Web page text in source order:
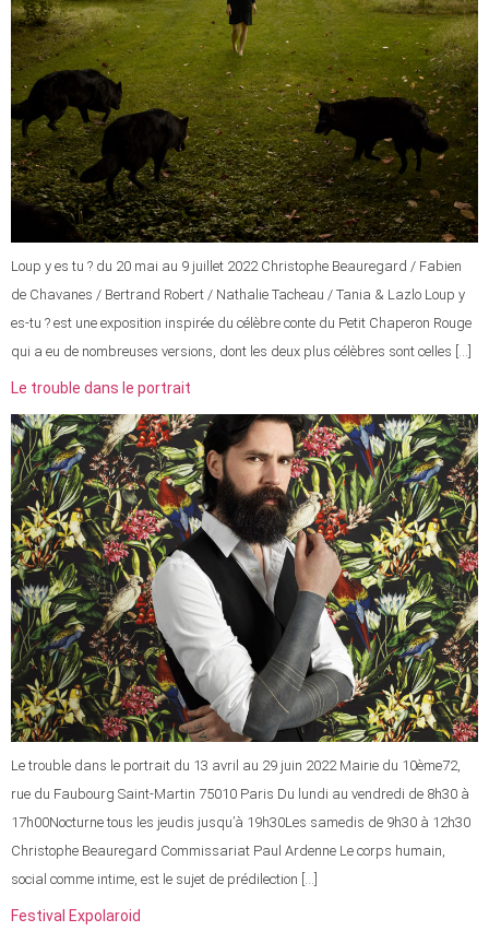
Loup y es tu ? du 20 mai au 9 juillet 2022 Christophe Beauregard / Fabien
de Chavanes / Bertrand Robert / Nathalie Tacheau / Tania & Lazlo Loup y
es-tu ? est une exposition inspirée du célèbre conte du Petit Chaperon Rouge
qui a eu de nombreuses versions, dont les deux plus célèbres sont celles […]
Le trouble dans le portrait
Le trouble dans le portrait du 13 avril au 29 juin 2022 Mairie du 10ème72,
rue du Faubourg Saint-Martin 75010 Paris Du lundi au vendredi de 8h30 à
17h00Nocturne tous les jeudis jusqu’à 19h30Les samedis de 9h30 à 12h30
Christophe Beauregard Commissariat Paul Ardenne Le corps humain,
social comme intime, est le sujet de prédilection […]
Festival Expolaroid